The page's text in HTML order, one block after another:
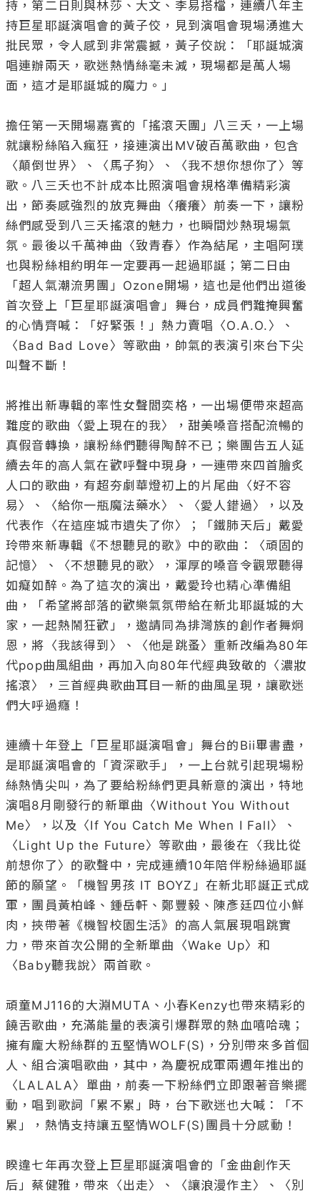
持，第二日則與林莎、大文、李易搭檔，連續八年主
持巨星耶誕演唱會的黃子佼，見到演唱會現場湧進大
批民眾，令人感到非常震撼，黃子佼說：「耶誕城演
唱連辦兩天，歌迷熱情絲毫未減，現場都是萬人場
面，這才是耶誕城的魔力。」
擔任第一天開場嘉賓的「搖滾天團」八三夭，一上場
就讓粉絲陷入瘋狂，接連演出MV破百萬歌曲，包含
〈顛倒世界〉、〈馬子狗〉、〈我不想你想你了〉等
歌。八三夭也不計成本比照演唱會規格準備精彩演
出，節奏感強烈的放克舞曲〈癢癢〉前奏一下，讓粉
絲們感受到八三夭搖滾的魅力，也瞬間炒熱現場氣
氛。最後以千萬神曲〈致青春〉作為結尾，主唱阿璞
也與粉絲相約明年一定要再一起過耶誕；第二日由
「超人氣潮流男團」Ozone開場，這也是他們出道後
首次登上「巨星耶誕演唱會」舞台，成員們難掩興奮
的心情齊喊：「好緊張！」熱力賣唱〈O.A.O.〉、
〈Bad Bad Love〉等歌曲，帥氣的表演引來台下尖
叫聲不斷！
將推出新專輯的率性女聲閻奕格，一出場便帶來超高
難度的歌曲〈愛上現在的我〉，甜美嗓音搭配流暢的
真假音轉換，讓粉絲們聽得陶醉不已；樂團告五人延
續去年的高人氣在歡呼聲中現身，一連帶來四首膾炙
人口的歌曲，有超夯劇華燈初上的片尾曲〈好不容
易〉、〈給你一瓶魔法藥水〉、〈愛人錯過〉，以及
代表作〈在這座城市遺失了你〉；「鐵肺天后」戴愛
玲帶來新專輯《不想聽見的歌》中的歌曲：〈頑固的
記憶〉、〈不想聽見的歌〉，渾厚的嗓音令觀眾聽得
如癡如醉。為了這次的演出，戴愛玲也精心準備組
曲，「希望將部落的歡樂氣氛帶給在新北耶誕城的大
家，一起熱鬧狂歡」，邀請同為排灣族的創作者舞炯
恩，將〈我該得到〉、〈他是跳蚤〉重新改編為80年
代pop曲風組曲，再加入向80年代經典致敬的〈濃妝
搖滾〉，三首經典歌曲耳目一新的曲風呈現，讓歌迷
們大呼過癮！
連續十年登上「巨星耶誕演唱會」舞台的Bii畢書盡，
是耶誕演唱會的「資深歌手」，一上台就引起現場粉
絲熱情尖叫，為了要給粉絲們更具新意的演出，特地
演唱8月剛發行的新單曲〈Without You Without
Me〉，以及〈If You Catch Me When I Fall〉、
〈Light Up the Future〉等歌曲，最後在〈我比從
前想你了〉的歌聲中，完成連續10年陪伴粉絲過耶誕
節的願望。「機智男孩 IT BOYZ」在新北耶誕正式成
軍，團員黃柏峰、鍾岳軒、鄭豐毅、陳彥廷四位小鮮
肉，挾帶著《機智校園生活》的高人氣展現唱跳實
力，帶來首次公開的全新單曲〈Wake Up〉和
〈Baby聽我說〉兩首歌。
​​頑童MJ116的大淵MUTA、小春Kenzy也帶來精彩的
饒舌歌曲，充滿能量的表演引爆群眾的熱血嘻哈魂；
擁有龐大粉絲群的五堅情WOLF(S)，分別帶來多首個
人、組合演唱歌曲，其中，為慶祝成軍兩週年推出的
〈LALALA〉單曲，前奏一下粉絲們立即跟著音樂擺
動，唱到歌詞「累不累」時，台下歌迷也大喊：「不
累」，熱情支持讓五堅情WOLF(S)團員十分感動！
睽違七年再次登上巨星耶誕演唱會的「金曲創作天
后」蔡健雅，帶來〈出走〉、〈讓浪漫作主〉、〈別